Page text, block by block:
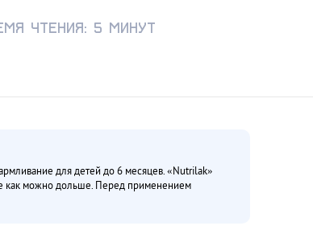
чтения: 5 минут
для детей до 6 месяцев. «Nutrilak»
как можно дольше. Перед применением